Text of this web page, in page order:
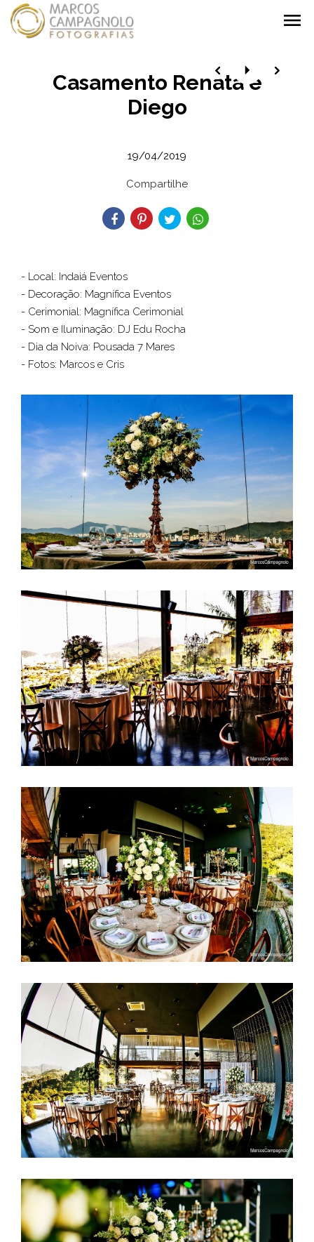
menu
Casamento Renata e
Diego
19/04/2019
Compartilhe
- Local: Indaiá Eventos
- Decoração: Magnífica Eventos
- Cerimonial: Magnífica Cerimonial
- Som e Iluminação: DJ Edu Rocha
- Dia da Noiva: Pousada 7 Mares
- Fotos: Marcos e Cris